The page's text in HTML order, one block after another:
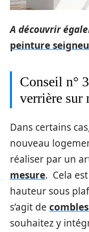
A découvrir
peinture
Conseil n°
verrière sur
Dans certains
nouveau
réaliser par un
mesure. Cela
hauteur sous
s’agit de
souhaitez y